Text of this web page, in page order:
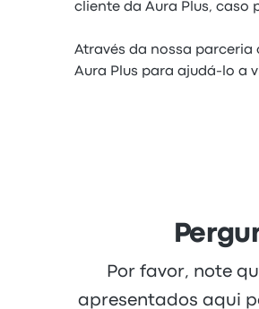
cliente da Aura Plus, caso
Através da nossa parceria
Aura Plus para ajudá-lo a
Por favor, note
apresentados aqui